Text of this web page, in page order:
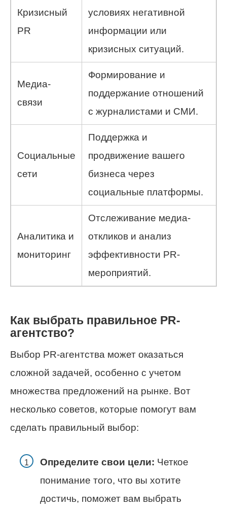
Кризисный
PR
условиях негативной
информации или
кризисных ситуаций.
Медиа-
связи
Формирование и
поддержание отношений
с журналистами и СМИ.
Социальные
сети
Поддержка и
продвижение вашего
бизнеса через
социальные платформы.
Аналитика и
мониторинг
Отслеживание медиа-
откликов и анализ
эффективности PR-
мероприятий.
Как выбрать правильное PR-
агентство?
Выбор PR-агентства может оказаться
сложной задачей, особенно с учетом
множества предложений на рынке. Вот
несколько советов, которые помогут вам
сделать правильный выбор:
Определите свои цели: Четкое
понимание того, что вы хотите
достичь, поможет вам выбрать